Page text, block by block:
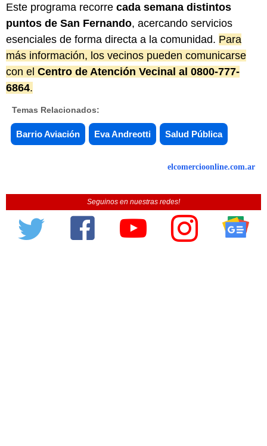
Este programa recorre cada semana distintos
puntos de San Fernando, acercando servicios
esenciales de forma directa a la comunidad. Para
más información, los vecinos pueden comunicarse
con el Centro de Atención Vecinal al 0800-777-
6864.
Temas Relacionados:
Barrio Aviación Eva Andreotti Salud Pública
elcomercioonline.com.ar
Seguinos en nuestras redes!